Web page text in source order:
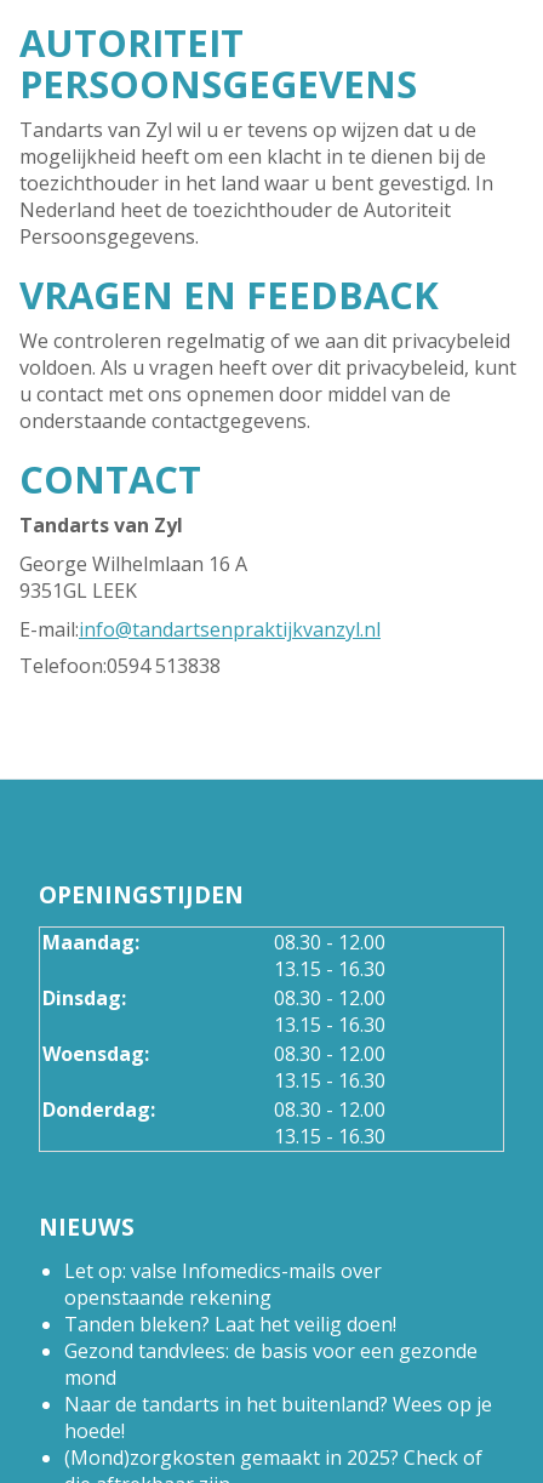
AUTORITEIT
PERSOONSGEGEVENS
Tandarts van Zyl wil u er tevens op wijzen dat u de
mogelijkheid heeft om een klacht in te dienen bij de
toezichthouder in het land waar u bent gevestigd. In
Nederland heet de toezichthouder de Autoriteit
Persoonsgegevens.
VRAGEN EN FEEDBACK
We controleren regelmatig of we aan dit privacybeleid
voldoen. Als u vragen heeft over dit privacybeleid, kunt
u contact met ons opnemen door middel van de
onderstaande contactgegevens.
CONTACT
Tandarts van Zyl
George Wilhelmlaan 16 A
9351GL LEEK
E-mail:info@tandartsenpraktijkvanzyl.nl
Telefoon:0594 513838
OPENINGSTIJDEN
Maandag: 08.30 tot
- 12.00
13.15 tot
- 16.30
Dinsdag:
08.30 tot
- 12.00
13.15 tot
- 16.30
Woensdag:
08.30 tot
- 12.00
13.15 tot
- 16.30
Donderdag:
08.30 tot
- 12.00
13.15 tot
- 16.30
NIEUWS
Let op: valse Infomedics-mails over
openstaande rekening
Tanden bleken? Laat het veilig doen!
Gezond tandvlees: de basis voor een gezonde
mond
Naar de tandarts in het buitenland? Wees op je
hoede!
(Mond)zorgkosten gemaakt in 2025? Check of